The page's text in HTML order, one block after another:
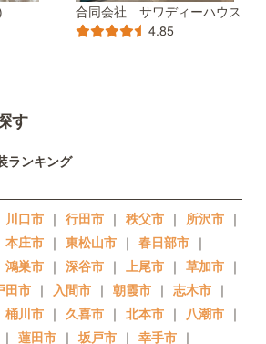
合同会社 サワディーハウス
4.85
す
ランキング
川口市 ｜ 行田市 ｜ 秩父市 ｜ 所沢市 ｜
本庄市 ｜ 東松山市 ｜ 春日部市 ｜
鴻巣市 ｜ 深谷市 ｜ 上尾市 ｜ 草加市 ｜
田市 ｜ 入間市 ｜ 朝霞市 ｜ 志木市 ｜
桶川市 ｜ 久喜市 ｜ 北本市 ｜ 八潮市 ｜
｜ 蓮田市 ｜ 坂戸市 ｜ 幸手市 ｜